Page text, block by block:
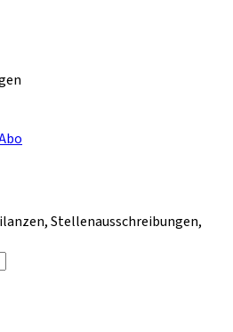
Stellenausschreibungen,